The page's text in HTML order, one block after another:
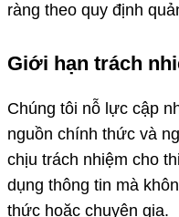
ràng theo quy định
Giới hạn trách
Chúng tôi nỗ lực cập
nguồn chính thức và
chịu trách nhiệm cho
dụng thông tin mà
thức hoặc chuyên gia.